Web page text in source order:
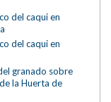
del caqui en
del caqui en
granado sobre
la Huerta de